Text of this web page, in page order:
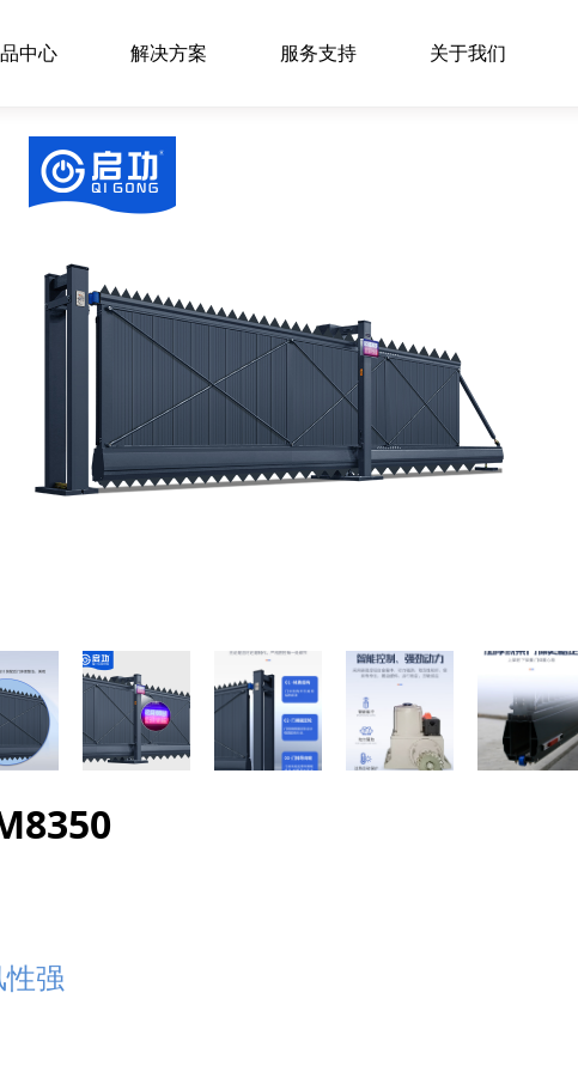
中心 解决方案 服务支持 关于我们
强